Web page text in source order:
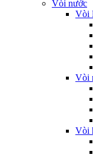
Vòi nước
Vòi
Vòi
Vòi